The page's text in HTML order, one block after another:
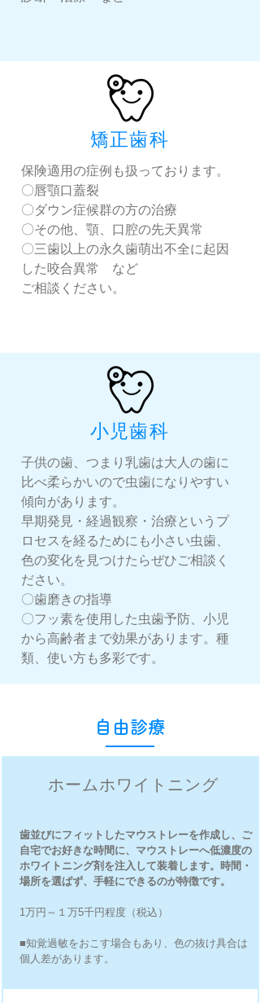
矯正歯科
保険適用の症例も扱っております。
〇唇顎口蓋裂
〇ダウン症候群の方の治療
〇その他、顎、口腔の先天異常
〇三歯以上の永久歯萌出不全に起因
した咬合異常 など
​ご相談ください。
​小児歯科
子供の歯、つまり乳歯は大人の歯に
比べ柔らかいので虫歯になりやすい
傾向があります。
早期発見・経過観察・治療というプ
ロセスを経るためにも小さい虫歯、
色の変化を見つけたらぜひご相談く
ださい。
〇歯磨きの指導
〇フッ素を使用した虫歯予防、小児
から高齢者まで効果があります。種
類、使い方も多彩です。
​自由診療
ホームホワイトニング
歯並びにフィットしたマウストレーを作成し、ご
自宅でお好きな時間に、マウストレーへ低濃度の
ホワイトニング剤を注入して装着します。時間・
場所を選ばず、手軽にできるのが特徴です。
1万円～１万5千円程度（税込）
■知覚過敏をおこす場合もあり、色の抜け具合は
個人差があります。